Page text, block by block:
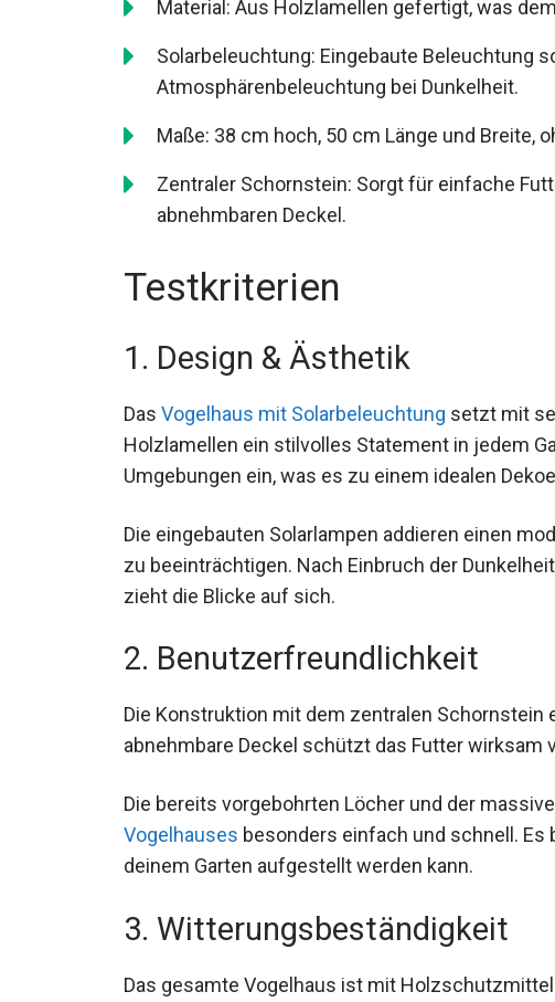
Material: Aus Holzlamellen gefertigt, was
Solarbeleuchtung: Eingebaute Beleuchtung
Atmosphärenbeleuchtung bei Dunkelheit.
Maße: 38 cm hoch, 50 cm Länge und Breite,
Zentraler Schornstein: Sorgt für einfache
abnehmbaren Deckel.
Testkriterien
1. Design & Ästhetik
Das Vogelhaus mit Solarbeleuchtung setzt mit
Holzlamellen ein stilvolles Statement in jedem
Umgebungen ein, was es zu einem idealen
Die eingebauten Solarlampen addieren einen
zu beeinträchtigen. Nach Einbruch der
zieht die Blicke auf sich.
2. Benutzerfreundlichkeit
Die Konstruktion mit dem zentralen
abnehmbare Deckel schützt das Futter wirksam
Die bereits vorgebohrten Löcher und der
Vogelhauses besonders einfach und schnell. Es
deinem Garten aufgestellt werden kann.
3. Witterungsbeständigkeit
Das gesamte Vogelhaus ist mit